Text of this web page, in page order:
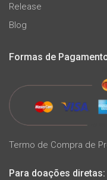
Release
Blog
Formas de
Termo de Compra de
Para doações diretas: